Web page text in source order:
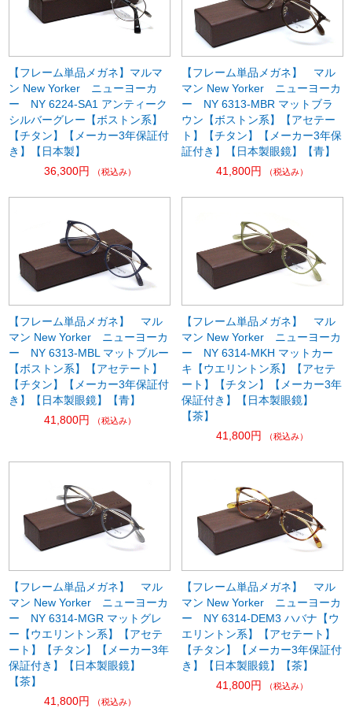
【フレーム単品メガネ】マルマ
ン New Yorker ニューヨーカ
ー NY 6224-SA1 アンティーク
シルバーグレー【ボストン系】
【チタン】【メーカー3年保証付
き】【日本製】
36,300円
（税込み）
【フレーム単品メガネ】 マル
マン New Yorker ニューヨーカ
ー NY 6313-MBR マットブラ
ウン【ボストン系】【アセテー
ト】【チタン】【メーカー3年保
証付き】【日本製眼鏡】【青】
41,800円
（税込み）
【フレーム単品メガネ】 マル
マン New Yorker ニューヨーカ
ー NY 6313-MBL マットブルー
【ボストン系】【アセテート】
【チタン】【メーカー3年保証付
き】【日本製眼鏡】【青】
41,800円
（税込み）
【フレーム単品メガネ】 マル
マン New Yorker ニューヨーカ
ー NY 6314-MKH マットカー
キ【ウエリントン系】【アセテ
ート】【チタン】【メーカー3年
保証付き】【日本製眼鏡】
【茶】
41,800円
（税込み）
【フレーム単品メガネ】 マル
マン New Yorker ニューヨーカ
ー NY 6314-MGR マットグレ
ー【ウエリントン系】【アセテ
ート】【チタン】【メーカー3年
保証付き】【日本製眼鏡】
【茶】
41,800円
（税込み）
【フレーム単品メガネ】 マル
マン New Yorker ニューヨーカ
ー NY 6314-DEM3 ハバナ【ウ
エリントン系】【アセテート】
【チタン】【メーカー3年保証付
き】【日本製眼鏡】【茶】
41,800円
（税込み）